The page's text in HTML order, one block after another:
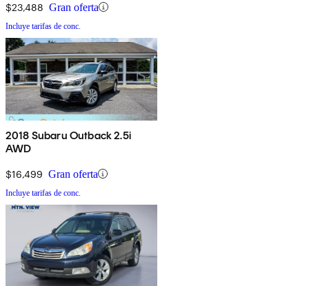
$23,488 Gran oferta
Incluye tarifas de conc.
2018 Subaru Outback 2.5i
AWD
$16,499 Gran oferta
Incluye tarifas de conc.